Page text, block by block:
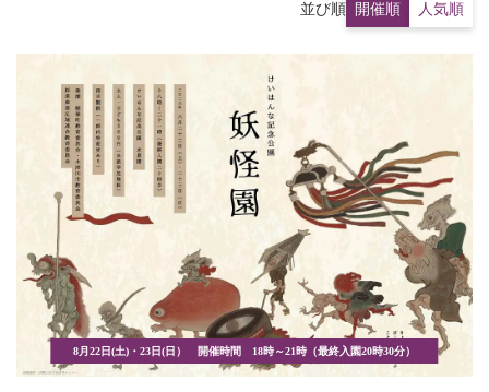
並び順 開催順 人気順
8月22日(土)・23日(日） 開催時間 18時～21時（最終入園20時30分）